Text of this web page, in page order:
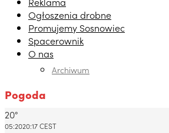
Ogłoszenia drobne
Promujemy Sosnowiec
Spacerownik
O nas
Archiwum
Pogoda
Dabrowa Gornicza, PL
20°
05:2020:17 CEST